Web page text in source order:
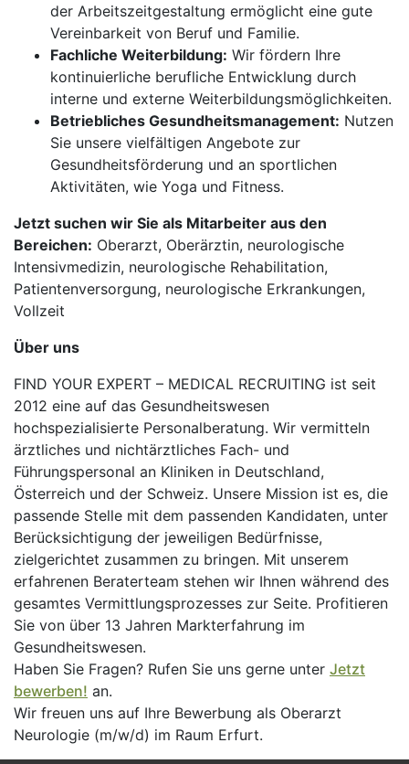
der Arbeitszeitgestaltung ermöglicht eine gute
Vereinbarkeit von Beruf und Familie.
Fachliche Weiterbildung: Wir fördern Ihre
kontinuierliche berufliche Entwicklung durch
interne und externe Weiterbildungsmöglichkeiten.
Betriebliches Gesundheitsmanagement: Nutzen
Sie unsere vielfältigen Angebote zur
Gesundheitsförderung und an sportlichen
Aktivitäten, wie Yoga und Fitness.
Jetzt suchen wir Sie als Mitarbeiter aus den
Bereichen: Oberarzt, Oberärztin, neurologische
Intensivmedizin, neurologische Rehabilitation,
Patientenversorgung, neurologische Erkrankungen,
Vollzeit
Über uns
FIND YOUR EXPERT – MEDICAL RECRUITING ist seit
2012 eine auf das Gesundheitswesen
hochspezialisierte Personalberatung. Wir vermitteln
ärztliches und nichtärztliches Fach- und
Führungspersonal an Kliniken in Deutschland,
Österreich und der Schweiz. Unsere Mission ist es, die
passende Stelle mit dem passenden Kandidaten, unter
Berücksichtigung der jeweiligen Bedürfnisse,
zielgerichtet zusammen zu bringen. Mit unserem
erfahrenen Beraterteam stehen wir Ihnen während des
gesamtes Vermittlungsprozesses zur Seite. Profitieren
Sie von über 13 Jahren Markterfahrung im
Gesundheitswesen.
Haben Sie Fragen? Rufen Sie uns gerne unter Jetzt
bewerben! an.
Wir freuen uns auf Ihre Bewerbung als Oberarzt
Neurologie (m/w/d) im Raum Erfurt.